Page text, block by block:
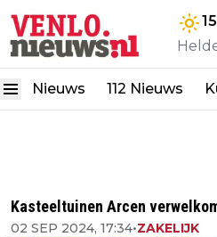
15
Nieuws 112 Nieuws
Kasteeltuinen Arcen
02 SEP 2024, 17:34•ZAKELIJK